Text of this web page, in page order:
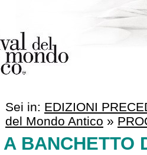
Sei in: EDIZIONI
del Mondo Antico »
A BANCHETTO